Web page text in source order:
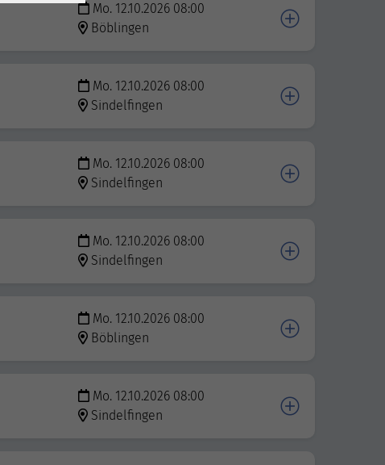
Mo. 12.10.2026 08:00
Böblingen
Mo. 12.10.2026 08:00
Sindelfingen
Mo. 12.10.2026 08:00
Sindelfingen
Mo. 12.10.2026 08:00
Sindelfingen
Mo. 12.10.2026 08:00
Böblingen
Mo. 12.10.2026 08:00
Sindelfingen